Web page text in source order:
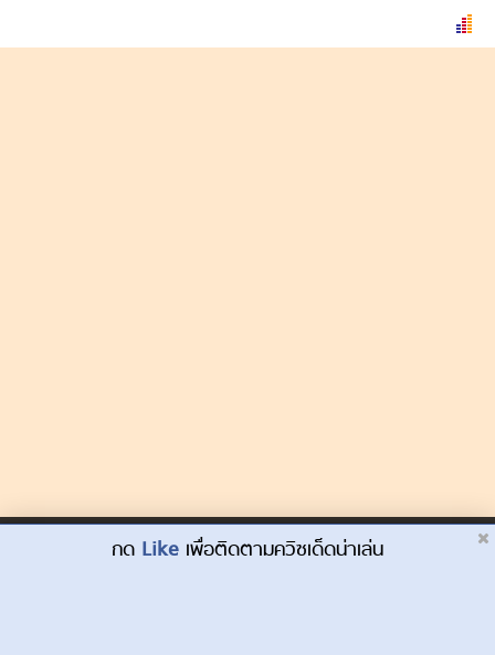
Dek-D.com ใช้คุกกี้เพื่อพัฒนาประสบการณ์ของ
กด Like เพื่อติดตามควิซเด็ดน่าเล่น